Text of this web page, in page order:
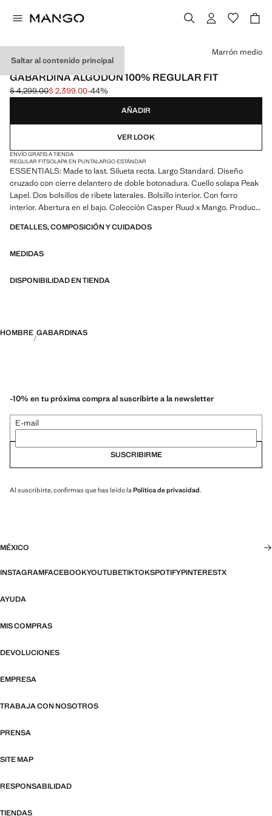
Saltar al contenido principal
ESSENTIALS
GABARDINA ALGODÓN 100% REGULAR FIT
Precio inicial tachado [$ 4,299.00 ]
$ 4,299.00
Precio actual [$ 2,399.00 ]
$ 2,399.00-44%
Selecciona un color
Marrón medio
AÑADIR
VER LOOK
ENVÍO GRATIS A TIENDA
REGULAR FITSOLAPA EN PUNTALARGO ESTÁNDAR
ESSENTIALS: Made to last. Silueta recta. Largo Standard. Diseño
cruzado con cierre delantero de doble botonadura. Cuello solapa Peak
Lapel. Dos bolsillos de ribete laterales. Bolsillo interior. Con forro
interior. Abertura en el bajo. Colección Casper Ruud x Mango. Producto
calidad añadiendo nuevas pruebas de resistencia a nuestras prendas.
más durables, versátiles y atemporales
DETALLES, COMPOSICIÓN Y CUIDADOS
MEDIDAS
DISPONIBILIDAD EN TIENDA
HOMBRE GABARDINAS
-10% en tu próxima compra al suscribirte a la newsletter
E-mail
SUSCRIBIRME
Al suscribirte, confirmas que has leído la Política de privacidad.
MÉXICO
INSTAGRAMFACEBOOKYOUTUBETIKTOKSPOTIFYPINTERESTX
AYUDA
MIS COMPRAS
DEVOLUCIONES
EMPRESA
TRABAJA CON NOSOTROS
PRENSA
SITE MAP
RESPONSABILIDAD
TIENDAS